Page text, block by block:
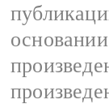
основании